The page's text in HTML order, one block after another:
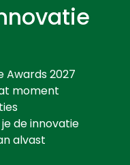
Awards 2027
moment
de innovatie
alvast